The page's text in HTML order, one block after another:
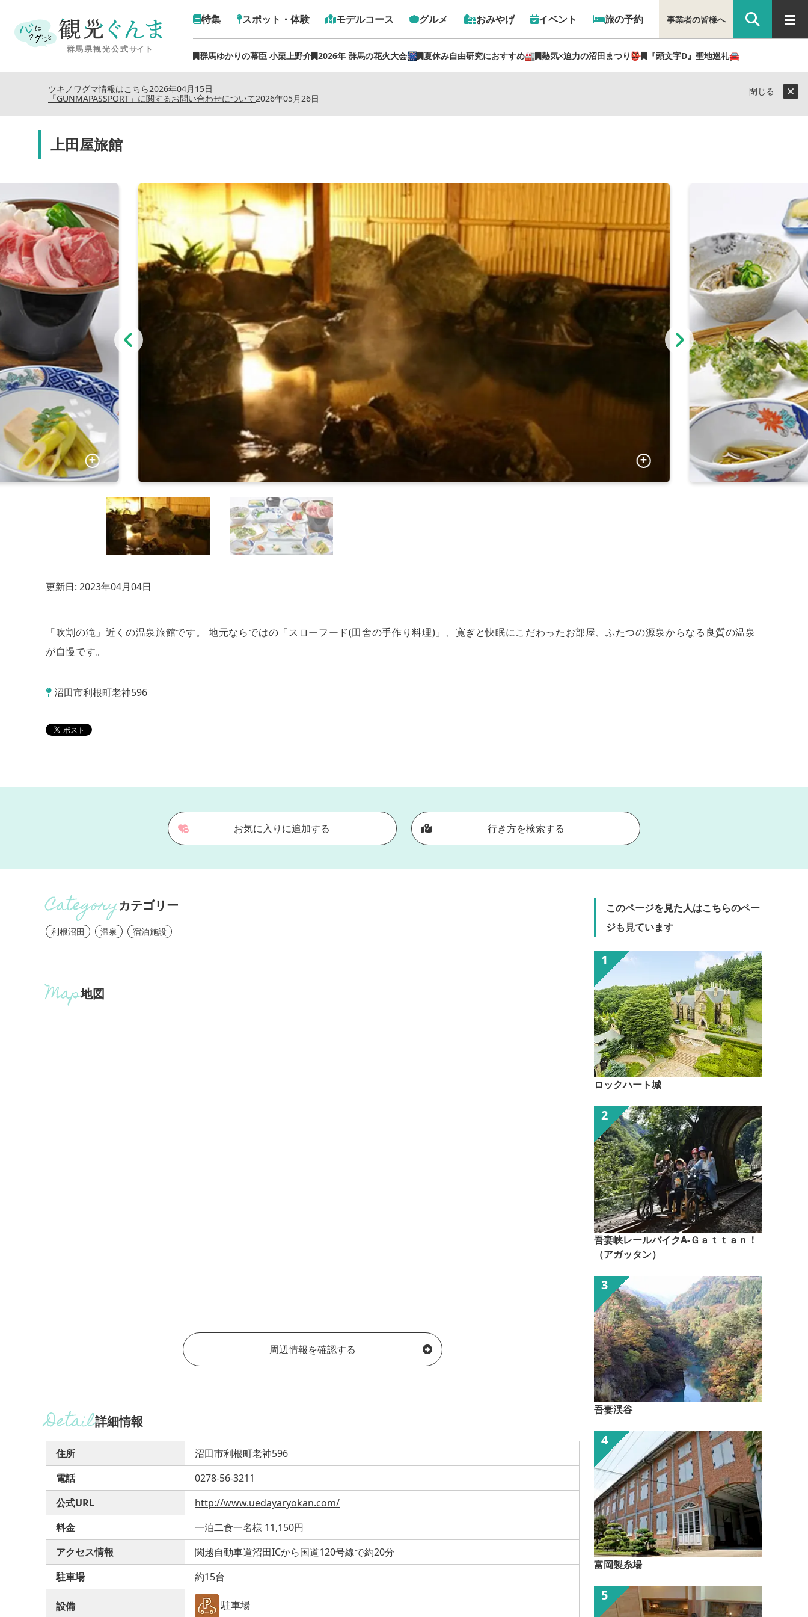
特集 スポット・体験 モデルコース グルメ おみやげ イベント 旅の予約
群馬ゆかりの幕臣 小栗上野介 2026年 群馬の花火大会🎆 夏休み自由研究におすすめ🏭 熱気×迫力の沼田まつり👺 『頭文字D』聖地巡礼🚘
事業者の皆様へ
2026年04月15日
ツキノワグマ情報はこちら
2026年05月26日
「GUNMAPASSPORT」に関するお問い合わせについて
閉じる
上田屋旅館
更新日: 2023年04月04日
「吹割の滝」近くの温泉旅館です。 地元ならではの「スローフード(田舎の手作り料理)」、寛ぎと快眠にこだわったお部屋、ふたつの源泉からなる良質の温泉
が自慢です。
沼田市利根町老神596
お気に入りに追加する 行き方を検索する
カテゴリー
利根沼田 温泉 宿泊施設
地図
周辺情報を確認する
詳細情報
住所
沼田市利根町老神596
電話
0278-56-3211
公式URL
http://www.uedayaryokan.com/
料金
一泊二食一名様 11,150円
アクセス情報
関越自動車道沼田ICから国道120号線で約20分
駐車場
約15台
設備 駐車場
このページを見た人はこちらのペー
ジも見ています
ロックハート城
吾妻峡レールバイクA-Ｇａｔｔａｎ！
（アガッタン）
吾妻渓谷
富岡製糸場